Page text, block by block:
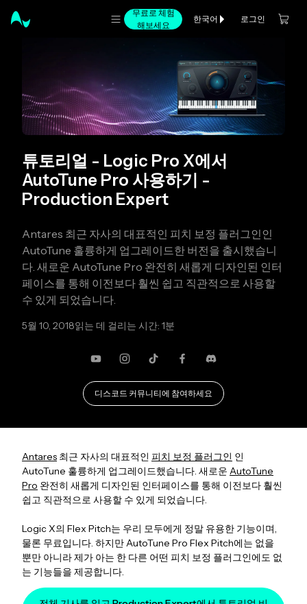
무료로 체험
해보세요
한국어 로그인
튜토리얼 - Logic Pro X에서
AutoTune Pro 사용하기 -
Production Expert
Antares 최근 자사의 대표적인 피치 보정 플러그인인
AutoTune 훌륭하게 업그레이드한 버전을 출시했습니
다. 새로운 AutoTune Pro 완전히 새롭게 디자인된 인터
페이스를 통해 이전보다 훨씬 쉽고 직관적으로 사용할
수 있게 되었습니다.
5월 10, 2018읽는 데 걸리는 시간: 1분
유튜브Instagram
TikTokFacebook
불화
디스코드 커뮤니티에 참여하세요
Antares 최근 자사의 대표적인 피치 보정 플러그인 인
AutoTune 훌륭하게 업그레이드했습니다. 새로운 AutoTune
Pro 완전히 새롭게 디자인된 인터페이스를 통해 이전보다 훨씬
쉽고 직관적으로 사용할 수 있게 되었습니다.
Logic X의 Flex Pitch는 우리 모두에게 정말 유용한 기능이며,
물론 무료입니다. 하지만 AutoTune Pro Flex Pitch에는 없을
뿐만 아니라 제가 아는 한 다른 어떤 피치 보정 플러그인에도 없
는 기능들을 제공합니다.